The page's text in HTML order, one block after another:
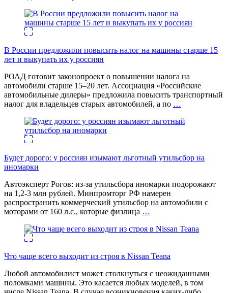
В России предложили повысить налог на машины старше 15
лет и выкупать их у россиян
РОАД готовит законопроект о повышении налога на
автомобили старше 15–20 лет. Ассоциация «Российские
автомобильные дилеры» предложила повысить транспортный
налог для владельцев старых автомобилей, а по …
Будет дорого: у россиян изымают льготный утильсбор на
иномарки
Автоэксперт Рогов: из-за утильсбора иномарки подорожают
на 1,2-3 млн рублей. Минпромторг РФ намерен
распространить коммерческий утильсбор на автомобили с
моторами от 160 л.с., которые физлица …
Что чаще всего выходит из строя в Nissan Teana
Любой автомобилист может столкнуться с неожиданными
поломками машины. Это касается любых моделей, в том